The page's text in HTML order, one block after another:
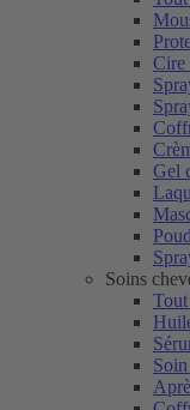
Cire
Gel
Soins